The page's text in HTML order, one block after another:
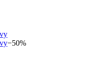
−50%